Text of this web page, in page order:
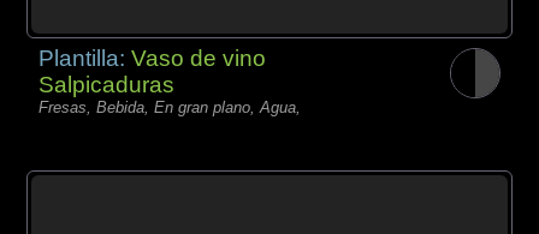
Plantilla:Vaso de vino
Salpicaduras
Fresas, Bebida, En gran plano, Agua,